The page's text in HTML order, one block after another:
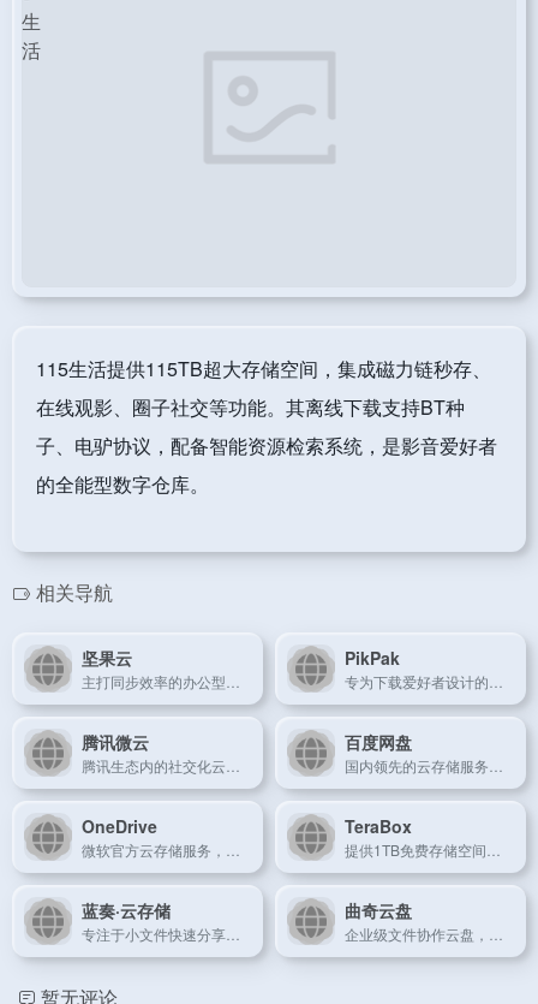
115生活提供115TB超大存储空间，集成磁力链秒存、
在线观影、圈子社交等功能。其离线下载支持BT种
子、电驴协议，配备智能资源检索系统，是影音爱好者
的全能型数字仓库。
相关导航
坚果云 PikPak
腾讯微云 百度网盘
OneDrive TeraBox
蓝奏·云存储 曲奇云盘
暂无评论